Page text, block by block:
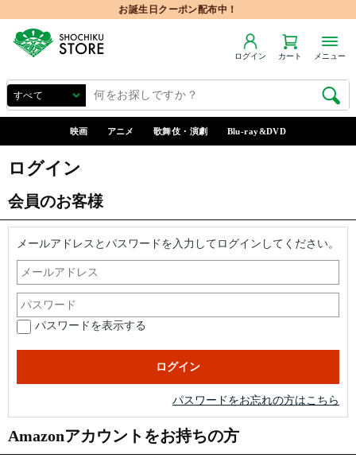
お誕生日クーポン配布中！
ログイン カート メニュー
映画 アニメ 歌舞伎・演劇 Blu-ray&DVD
ログイン
会員のお客様
メールアドレスとパスワードを入力してログインしてください。
パスワードを表示する
パスワードをお忘れの方はこちら
Amazonアカウントをお持ちの方